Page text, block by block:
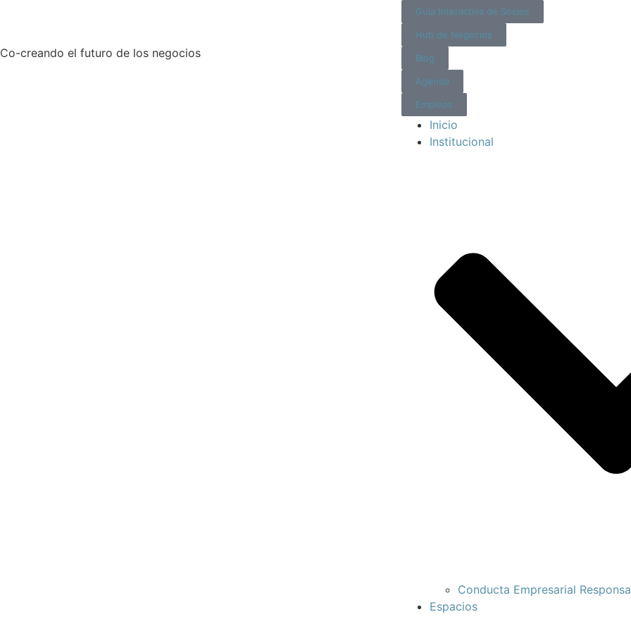
Co-creando el futuro de los negocios
Guía Interactiva de Socios
Hub de Negocios
Blog
Agenda
Empleos
Inicio
Institucional
Conducta Empresarial
Espacios